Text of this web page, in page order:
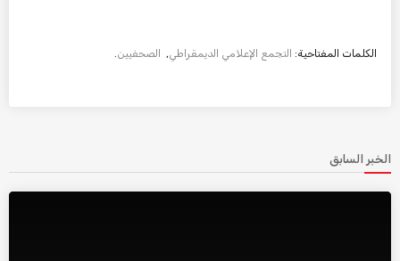
الكلمات المفتاحية: التجمع الإعلامي الديمقراطي, الصحفيين
الخبر السابق